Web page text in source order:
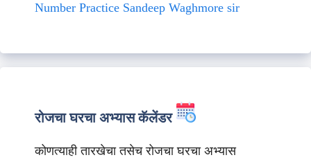
Number Practice Sandeep Waghmore sir
रोजचा घरचा अभ्यास कॅलेंडर
कोणत्याही तारखेचा तसेच रोजचा घरचा अभ्यास